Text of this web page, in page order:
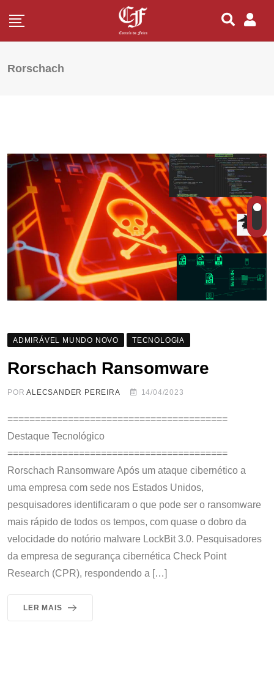
Rorschach
ADMIRÁVEL MUNDO NOVO TECNOLOGIA
Rorschach Ransomware
PORALECSANDER PEREIRA 14/04/2023
========================================
Destaque Tecnológico
========================================
Rorschach Ransomware Após um ataque cibernético a
uma empresa com sede nos Estados Unidos,
pesquisadores identificaram o que pode ser o ransomware
mais rápido de todos os tempos, com quase o dobro da
velocidade do notório malware LockBit 3.0. Pesquisadores
da empresa de segurança cibernética Check Point
Research (CPR), respondendo a […]
LER MAIS